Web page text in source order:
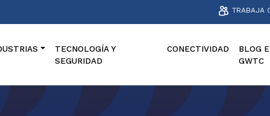
TRABAJA
TECNOLOGÍA Y
SEGURIDAD
CONECTIVIDAD
BLOG
GWTC